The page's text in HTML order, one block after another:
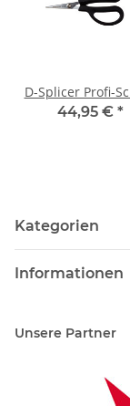
D-Splicer Profi-
44,95 € *
Kategorien
Informationen
Unsere Partner